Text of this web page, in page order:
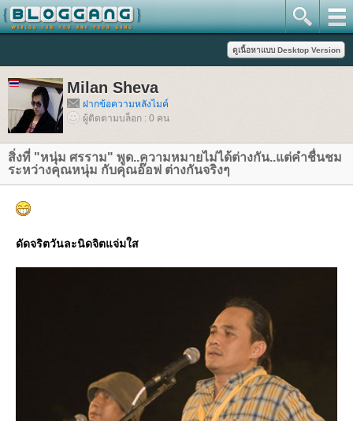
Milan Sheva
ฝากข้อความหลังไมค์
ผู้ติดตามบล็อก : 0 คน
สิ่งที่ "หนุ่ม ศรราม" พูด..ความหมายไม่ได้ต่างกัน..แต่คำชื่นชม
ระหว่างคุณหนุ่ม กับคุณอ๊อฟ ต่างกันจริงๆ
ดัดจริตวันละนิดจิตแจ่มใส